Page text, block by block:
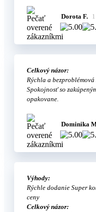
Dorota F.
Celkový názor:
Rýchla a
Spokojnosť so
opakovane.
Dominika
Výhody:
Rýchle dodanie Super
ceny
Celkový názor: